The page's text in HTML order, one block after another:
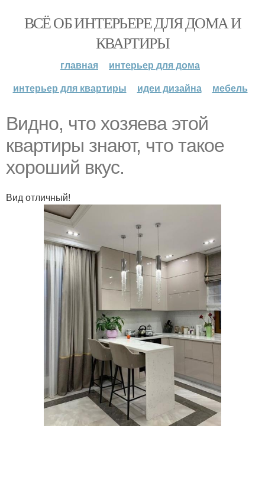
ВСЁ ОБ ИНТЕРЬЕРЕ ДЛЯ ДОМА И
КВАРТИРЫ
главная
интерьер для дома
интерьер для квартиры
идеи дизайна мебель
Видно, что хозяева этой
квартиры знают, что такое
хороший вкус.
Вид отличный!